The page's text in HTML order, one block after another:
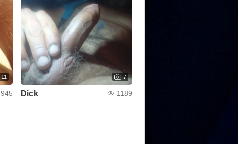
11
945
7
Dick 1189